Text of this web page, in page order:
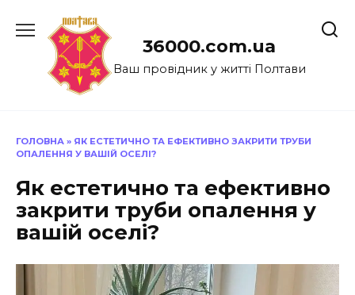
до
36000.com.ua
Ваш провідник у житті Полтави
ГОЛОВНА » ЯК ЕСТЕТИЧНО ТА ЕФЕКТИВНО ЗАКРИТИ ТРУБИ
ОПАЛЕННЯ У ВАШІЙ ОСЕЛІ?
Як естетично та ефективно
закрити труби опалення у
вашій оселі?